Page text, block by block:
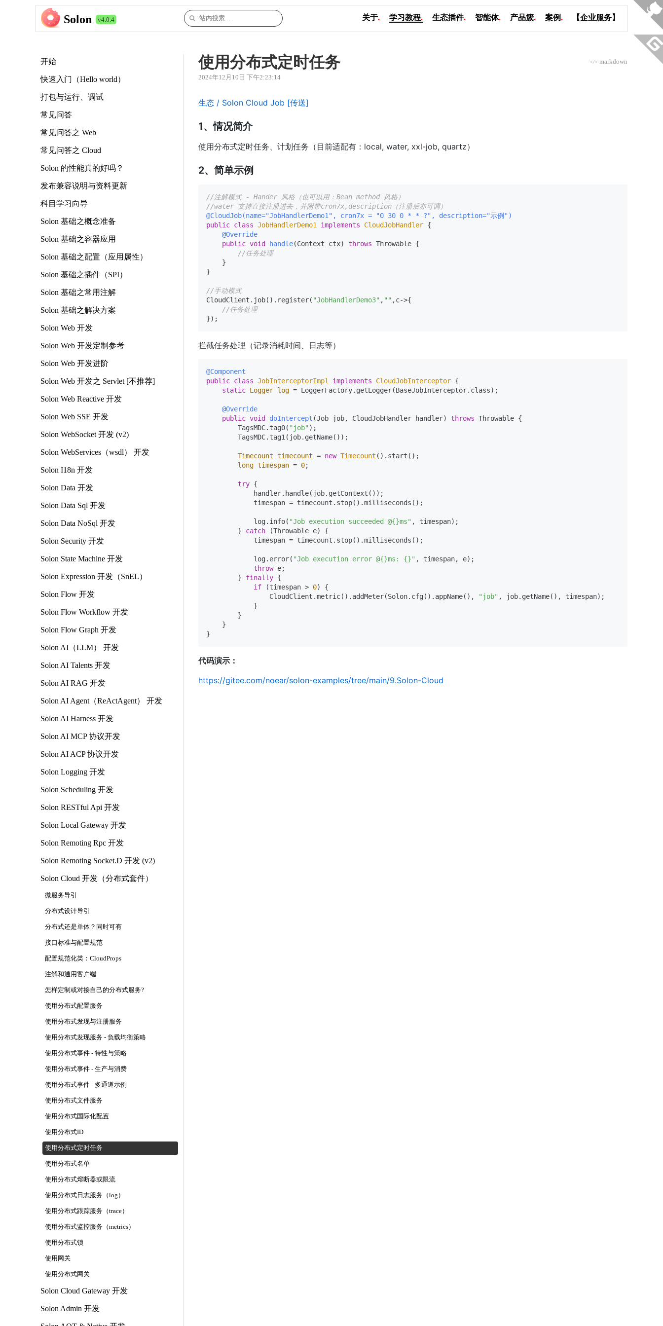
Solon v4.0.4 关于. 学习教程. 生态插件. 智能体. 产品簇. 案例. 【企业服务】
开始
快速入门（Hello world）
打包与运行、调试
常见问答
常见问答之 Web
常见问答之 Cloud
Solon 的性能真的好吗？
发布兼容说明与资料更新
科目学习向导
Solon 基础之概念准备
Solon 基础之容器应用
Solon 基础之配置（应用属性）
Solon 基础之插件（SPI）
Solon 基础之常用注解
Solon 基础之解决方案
Solon Web 开发
Solon Web 开发定制参考
Solon Web 开发进阶
Solon Web 开发之 Servlet [不推荐]
Solon Web Reactive 开发
Solon Web SSE 开发
Solon WebSocket 开发 (v2)
Solon WebServices（wsdl） 开发
Solon I18n 开发
Solon Data 开发
Solon Data Sql 开发
Solon Data NoSql 开发
Solon Security 开发
Solon State Machine 开发
Solon Expression 开发（SnEL）
Solon Flow 开发
Solon Flow Workflow 开发
Solon Flow Graph 开发
Solon AI（LLM） 开发
Solon AI Talents 开发
Solon AI RAG 开发
Solon AI Agent（ReActAgent） 开发
Solon AI Harness 开发
Solon AI MCP 协议开发
Solon AI ACP 协议开发
Solon Logging 开发
Solon Scheduling 开发
Solon RESTful Api 开发
Solon Local Gateway 开发
Solon Remoting Rpc 开发
Solon Remoting Socket.D 开发 (v2)
Solon Cloud 开发（分布式套件）
微服务导引
分布式设计导引
分布式还是单体？同时可有
接口标准与配置规范
配置规范化类：CloudProps
注解和通用客户端
怎样定制或对接自己的分布式服务?
使用分布式配置服务
使用分布式发现与注册服务
使用分布式发现服务 - 负载均衡策略
使用分布式事件 - 特性与策略
使用分布式事件 - 生产与消费
使用分布式事件 - 多通道示例
使用分布式文件服务
使用分布式国际化配置
使用分布式ID
使用分布式定时任务
使用分布式名单
使用分布式熔断器或限流
使用分布式日志服务（log）
使用分布式跟踪服务（trace）
使用分布式监控服务（metrics）
使用分布式锁
使用网关
使用分布式网关
Solon Cloud Gateway 开发
Solon Admin 开发
使用分布式定时任务 </> markdown
2024年12月10日 下午2:23:14
生态 / Solon Cloud Job [传送]
1、情况简介
使用分布式定时任务、计划任务（目前适配有：local, water, xxl-job, quartz）
2、简单示例
//注解模式 - Hander 风格（也可以用：Bean method 风格）
//water 支持直接注册进去，并附带cron7x,description（注册后亦可调）
@CloudJob(name="JobHandlerDemo1", cron7x = "0 30 0 * * ?", description="示例")
public class JobHandlerDemo1 implements CloudJobHandler {
@Override
public void handle(Context ctx) throws Throwable {
//任务处理
    }
}
//手动模式
CloudClient.job().register( "JobHandlerDemo3" , "" ,c->{
//任务处理
拦截任务处理（记录消耗时间、日志等）
@Component
public class JobInterceptorImpl implements CloudJobInterceptor {
static Logger log = LoggerFactory.getLogger(BaseJobInterceptor.class);
@Override
public void doIntercept (Job job, CloudJobHandler handler) throws Throwable {
        TagsMDC.tag0(
"job" );
        TagsMDC.tag1(job.getName());
Timecount timecount = new Timecount ().start();
long timespan = 0;
try {
            handler.handle(job.getContext());
            timespan = timecount.stop().milliseconds();
            log.info(
"Job execution succeeded @{}ms" , timespan);
        }
catch (Throwable e) {
            timespan = timecount.stop().milliseconds();
            log.error(
"Job execution error @{}ms: {}" , timespan, e);
throw e;
        }
finally {
if (timespan > 0) {
                CloudClient.metric().addMeter(Solon.cfg().appName(),
"job" , job.getName(), timespan);
            }
        }
    }
代码演示：
https://gitee.com/noear/solon-examples/tree/main/9.Solon-Cloud